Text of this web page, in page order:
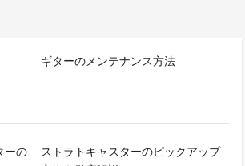
ギターのメンテナンス方法
ストラトキャスターのピックアップ